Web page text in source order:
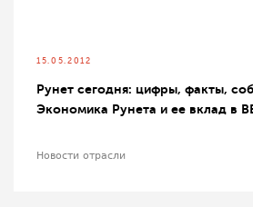
15.05.2012
Рунет сегодня: цифры, факты,
Экономика Рунета и ее вклад в
Новости отрасли